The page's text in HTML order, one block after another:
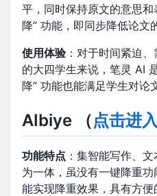
平，同时保持原文的意思和
降” 功能，即同步降低论文
使用体验：对于时间紧迫
的大四学生来说，笔灵 AI
降” 功能也能满足学生对论
AIbiye （点击进
功能特点 ：集智能写作、
为一体，虽没有一键降重
能实现降重效果，具有方